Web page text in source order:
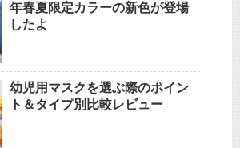
年春夏限定カラーの新色が登場
したよ
幼児用マスクを選ぶ際のポイン
ト＆タイプ別比較レビュー